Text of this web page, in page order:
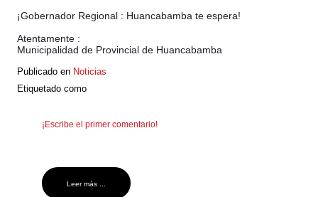
¡Gobernador Regional : Huancabamba te espera!
Atentamente :
Municipalidad de Provincial de Huancabamba
Publicado en Noticias
Etiquetado como
¡Escribe el primer comentario!
Leer más ...